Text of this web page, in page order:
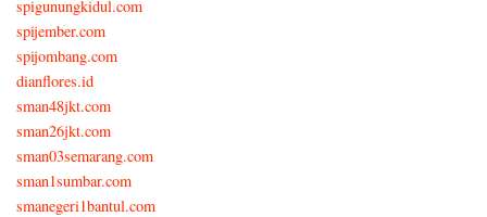
spigunungkidul.com
spijember.com
spijombang.com
dianflores.id
sman48jkt.com
sman26jkt.com
sman03semarang.com
sman1sumbar.com
smanegeri1bantul.com